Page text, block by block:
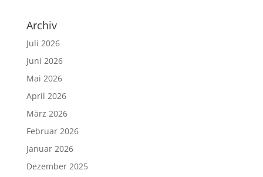
Archiv
Juli 2026
Juni 2026
Mai 2026
April 2026
März 2026
Februar 2026
Januar 2026
Dezember 2025